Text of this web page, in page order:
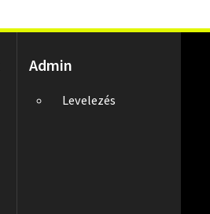
Admin
Levelezés